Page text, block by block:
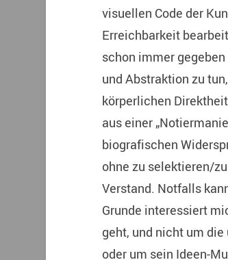
visuellen Code der
Erreichbarkeit
schon immer
und Abstraktion zu
körperlichen
aus einer
biografischen
ohne zu selektieren/
Verstand. Notfalls
Grunde interessiert
geht, und nicht um
oder um sein Ideen-